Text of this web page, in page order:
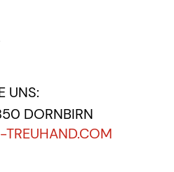
UNS:
DORNBIRN